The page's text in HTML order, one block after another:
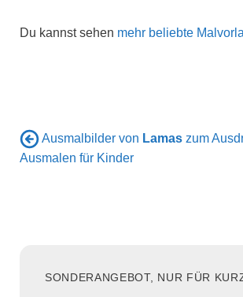
Du kannst sehen mehr beliebte
Ausmalbilder von Lamas zum
Ausmalen für Kinder
SONDERANGEBOT, NUR FÜR